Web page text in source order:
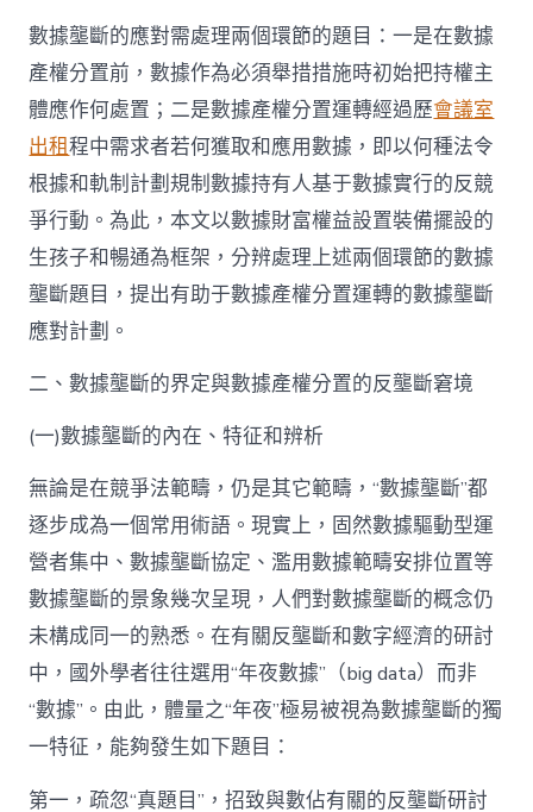
數據壟斷的應對需處理兩個環節的題目：一是在數據
產權分置前，數據作為必須舉措措施時初始把持權主
體應作何處置；二是數據產權分置運轉經過歷會議室
出租程中需求者若何獲取和應用數據，即以何種法令
根據和軌制計劃規制數據持有人基于數據實行的反競
爭行動。為此，本文以數據財富權益設置裝備擺設的
生孩子和暢通為框架，分辨處理上述兩個環節的數據
壟斷題目，提出有助于數據產權分置運轉的數據壟斷
應對計劃。
二、數據壟斷的界定與數據產權分置的反壟斷窘境
(一)數據壟斷的內在、特征和辨析
無論是在競爭法範疇，仍是其它範疇，“數據壟斷”都
逐步成為一個常用術語。現實上，固然數據驅動型運
營者集中、數據壟斷協定、濫用數據範疇安排位置等
數據壟斷的景象幾次呈現，人們對數據壟斷的概念仍
未構成同一的熟悉。在有關反壟斷和數字經濟的研討
中，國外學者往往選用“年夜數據”（big data）而非
“數據”。由此，體量之“年夜”極易被視為數據壟斷的獨
一特征，能夠發生如下題目：
第一，疏忽“真題目”，招致與數佔有關的反壟斷研討